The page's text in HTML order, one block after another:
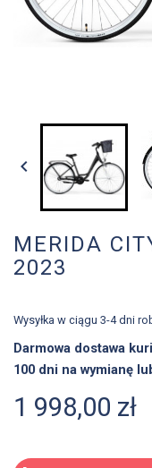

MERIDA
2023
Wysyłka w ciągu 3-4 dni
Darmowa dostawa
100 dni na wymianę
1 998,00 zł